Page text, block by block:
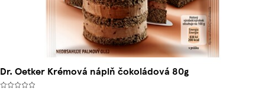
Dr. Oetker Krémová náplň čokoládová 80g